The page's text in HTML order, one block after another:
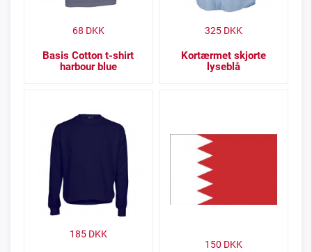
Basis Cotton t-shirt
harbour blue
68 DKK
Kortærmet skjorte
lyseblå
325DKK
185DKK
150 DKK